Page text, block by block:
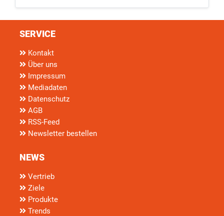
SERVICE
Kontakt
Über uns
Impressum
Mediadaten
Datenschutz
AGB
RSS-Feed
Newsletter bestellen
NEWS
Vertrieb
Ziele
Produkte
Trends